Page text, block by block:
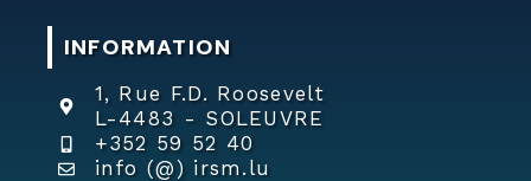
INFORMATION
1, Rue F.D. Roosevelt
L-4483 - SOLEUVRE
+352 59 52 40
info (@) irsm.lu